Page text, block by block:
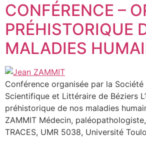
CONFÉRENCE –
PRÉHISTORIQUE
MALADIES
Conférence organisée par la
Scientifique et Littéraire de Béziers
préhistorique de nos maladies
ZAMMIT Médecin,
TRACES, UMR 5038, Université